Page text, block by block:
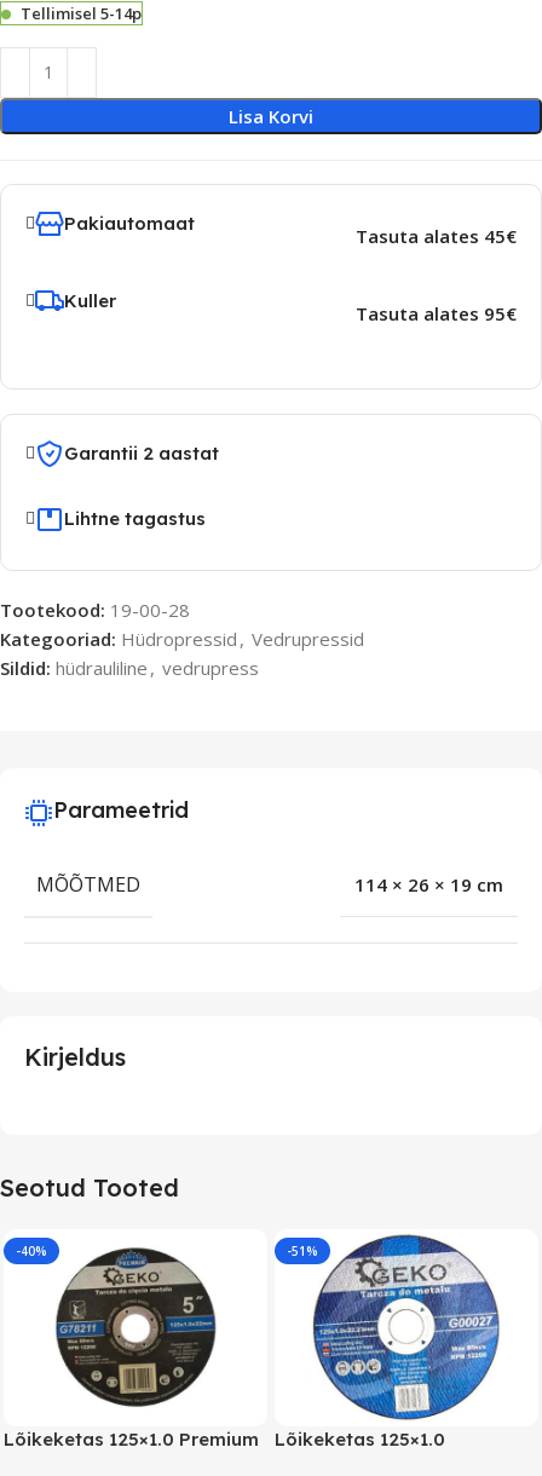
Tellimisel 5-14p
Lisa Korvi
Pakiautomaat
Tasuta alates 45€
Kuller
Tasuta alates 95€
Garantii 2 aastat
Lihtne tagastus
Tootekood: 19-00-28
Kategooriad: Hüdropressid , Vedrupressid
Sildid: hüdrauliline , vedrupress
Kirjeldus
Parameetrid
MÕÕTMED 114 × 26 × 19 cm
Seotud Tooted
-40%
Lõikeketas 125×1.0 Premium
-51%
Lõikeketas 125×1.0